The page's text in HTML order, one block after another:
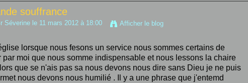
souffrance
Séverine le 11 mars 2012 à 18:00 Afficher le blog
lorsque nous fesons un service nous sommes certains de
par moi que nous somme indispensable et nous lessons la chaire
que se n'ais pas sa nous devons nous dire sans Dieu je ne puis
nous devons nous humilié . Il y a une phrase que j'entemd